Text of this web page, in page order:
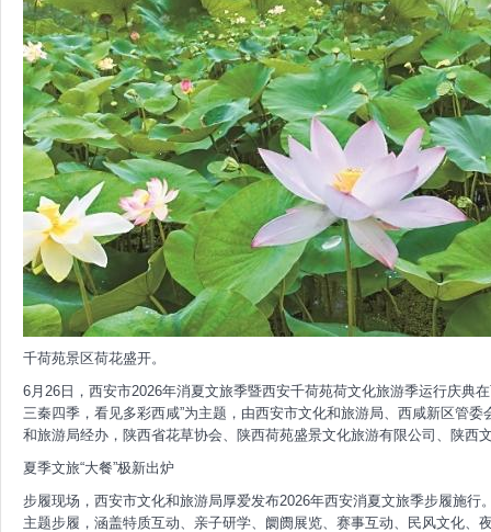
千荷苑景区荷花盛开。
6月26日，西安市2026年消夏文旅季暨西安千荷苑荷文化旅游季运行庆典
三秦四季，看见多彩西咸”为主题，由西安市文化和旅游局、西咸新区管
和旅游局经办，陕西省花草协会、陕西荷苑盛景文化旅游有限公司、陕西
夏季文旅“大餐”极新出炉
步履现场，西安市文化和旅游局厚爱发布2026年西安消夏文旅季步履施
主题步履，涵盖特质互动、亲子研学、阛阓展览、赛事互动、民风文化